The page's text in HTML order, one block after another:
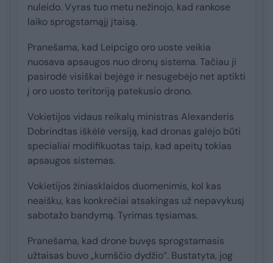
nuleido. Vyras tuo metu nežinojo, kad rankose
laiko sprogstamąjį įtaisą.
Pranešama, kad Leipcigo oro uoste veikia
nuosava apsaugos nuo dronų sistema. Tačiau ji
pasirodė visiškai bejėgė ir nesugebėjo net aptikti
į oro uosto teritoriją patekusio drono.
Vokietijos vidaus reikalų ministras Alexanderis
Dobrindtas iškėlė versiją, kad dronas galėjo būti
specialiai modifikuotas taip, kad apeitų tokias
apsaugos sistemas.
Vokietijos žiniasklaidos duomenimis, kol kas
neaišku, kas konkrečiai atsakingas už nepavykusį
sabotažo bandymą. Tyrimas tęsiamas.
Pranešama, kad drone buvęs sprogstamasis
užtaisas buvo „kumščio dydžio“. Bustatyta, jog